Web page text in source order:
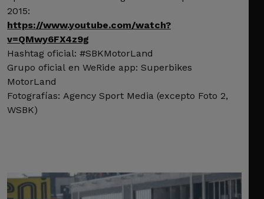
2015:
https://www.youtube.com/watch?
v=QMwy6FX4z9g
Hashtag oficial: #SBKMotorLand
Grupo oficial en WeRide app: Superbikes
MotorLand
Fotografías: Agency Sport Media (excepto Foto 2,
WSBK)